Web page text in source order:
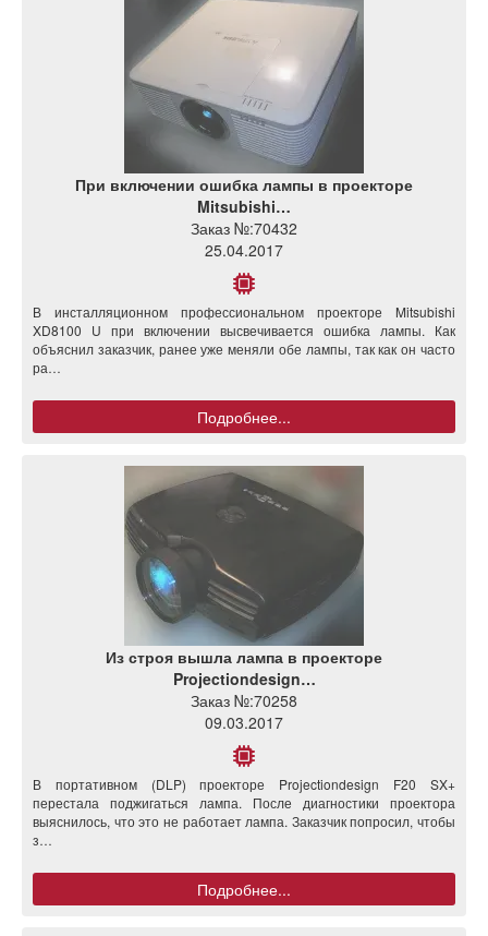
При включении ошибка лампы в проекторе
Mitsubishi…
Заказ №:70432
25.04.2017
В инсталляционном профессиональном проекторе Mitsubishi
XD8100 U при включении высвечивается ошибка лампы. Как
объяснил заказчик, ранее уже меняли обе лампы, так как он часто
ра…
Подробнее...
Из строя вышла лампа в проекторе
Projectiondesign…
Заказ №:70258
09.03.2017
В портативном (DLP) проекторе Projectiondesign F20 SX+
перестала поджигаться лампа. После диагностики проектора
выяснилось, что это не работает лампа. Заказчик попросил, чтобы
з…
Подробнее...